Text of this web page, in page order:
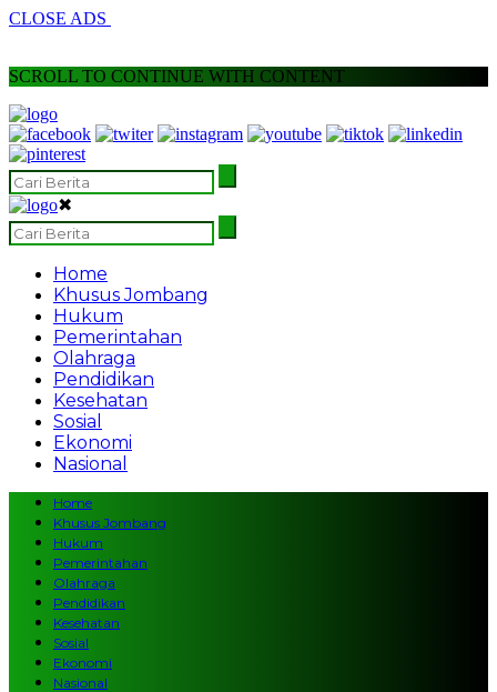
CLOSE ADS
SCROLL TO CONTINUE WITH CONTENT
✖
Home
Khusus Jombang
Hukum
Pemerintahan
Olahraga
Pendidikan
Kesehatan
Sosial
Ekonomi
Nasional
Home
Khusus Jombang
Hukum
Pemerintahan
Olahraga
Pendidikan
Kesehatan
Sosial
Ekonomi
Nasional